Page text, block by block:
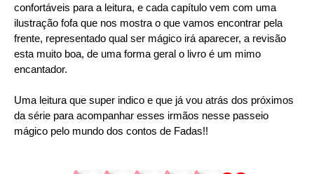
confortáveis para a leitura, e cada capítulo vem com uma
ilustração fofa que nos mostra o que vamos encontrar pela
frente, representado qual ser mágico irá aparecer, a revisão
esta muito boa, de uma forma geral o livro é um mimo
encantador.
Uma leitura que super indico e que já vou atrás dos próximos
da série para acompanhar esses irmãos nesse passeio
mágico pelo mundo dos contos de Fadas!!